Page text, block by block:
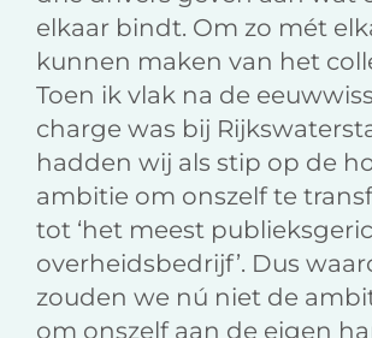
elkaar bindt. Om zo mét
kunnen maken van het
Toen ik vlak na de
charge was bij
hadden wij als stip op de
ambitie om onszelf te
tot ‘het meest
overheidsbedrijf’. Dus
zouden we nú niet de
om onszelf aan de eigen